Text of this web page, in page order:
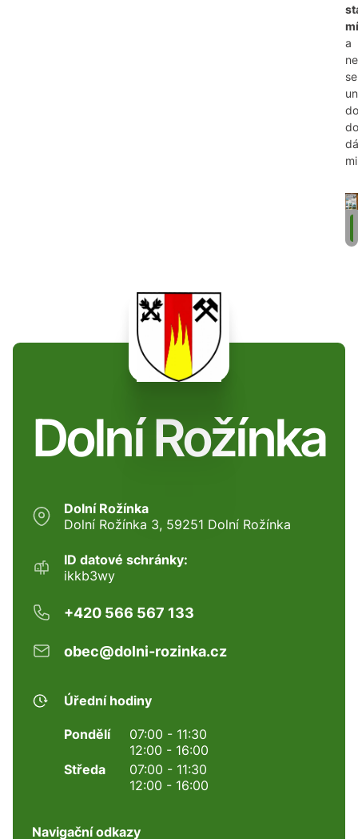
a
se
do
Dolní Rožínka
Dolní Rožínka
Dolní Rožínka 3, 59251 Dolní Rožínka
ID datové schránky:
ikkb3wy
+420 566 567 133
obec@dolni-rozinka.cz
Úřední hodiny
Pondělí
07:00 - 11:30
12:00 - 16:00
Středa
07:00 - 11:30
12:00 - 16:00
Navigační odkazy